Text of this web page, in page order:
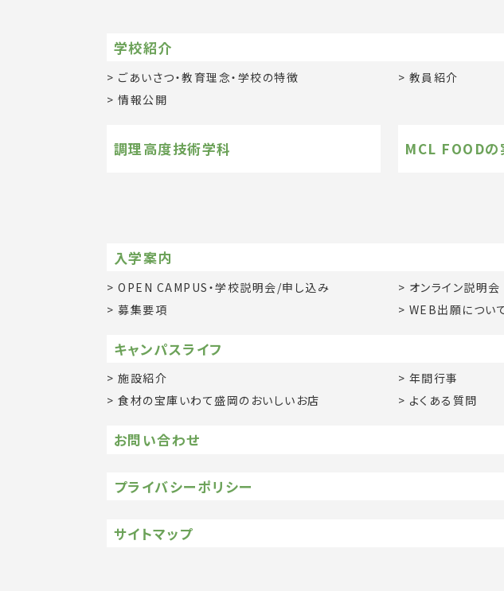
学校紹介
ごあいさつ・教育理念・学校の特徴 教員紹介
情報公開
調理高度技術学科 MCL FOODの
入学案内
OPEN CAMPUS・学校説明会/申し込み オンライン説明会
募集要項
WEB出願につい
キャンパスライフ
施設紹介 年間行事
食材の宝庫いわて盛岡のおいしいお店
よくある質問
お問い合わせ
プライバシーポリシー
サイトマップ